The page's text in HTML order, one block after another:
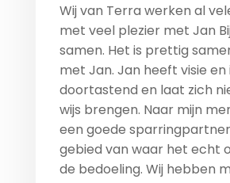
Wij van Terra werken al
met veel plezier met Jan
samen. Het is prettig
met Jan. Jan heeft visie en
doortastend en laat zich
wijs brengen. Naar mijn
een goede
gebied van waar het echt
de bedoeling. Wij hebben